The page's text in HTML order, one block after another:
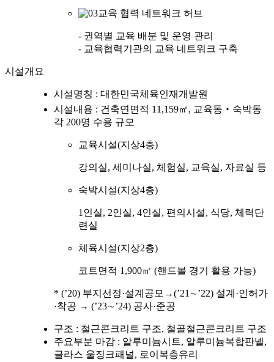
교육 협력 네트워크 허브
- 권역별 교육 배분 및 운영 관리
- 교육협력기관의 교육 네트워크 구축
시설개요
시설명칭 : 대한민국체육인재개발원
시설내용 : 건축연면적 11,159㎡, 교육동‧숙박동
각 200명 수용 규모
교육시설(지상4층)
강의실, 세미나실, 체험실, 교육실, 자료실 등
숙박시설(지상4층)
1인실, 2인실, 4인실, 편의시설, 식당, 체력단
련실
체육시설(지상2층)
코트면적 1,900㎡ (핸드볼 경기 활용 가능)
* (’20) 부지선정·설계공모→(’21∼’22) 설계·인허가
·착공 → (’23∼’24) 공사·준공
구조 : 철근콘크리트 구조, 철골철근콘크리트 구조
주요부분 마감 : 알루미늄시트, 알루미늄복합판넬,
글라스 울징크패널, 로이복층유리